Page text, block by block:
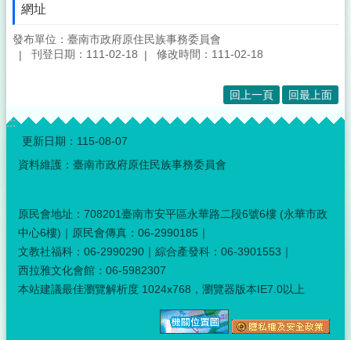
網址
發布單位：臺南市政府原住民族事務委員會
刊登日期：111-02-18
修改時間：111-02-18
回上一頁 回最上面
:::
更新日期： 115-08-07
資料維護：臺南市政府原住民族事務委員會
原民會地址：708201臺南市安平區永華路二段6號6樓 (永華市政
中心6樓)｜原民會傳真：06-2990185｜
文教社福科：06-2990290｜綜合產發科：06-3901553｜
西拉雅文化會館：06-5982307
本站建議最佳瀏覽解析度 1024x768，瀏覽器版本IE7.0以上